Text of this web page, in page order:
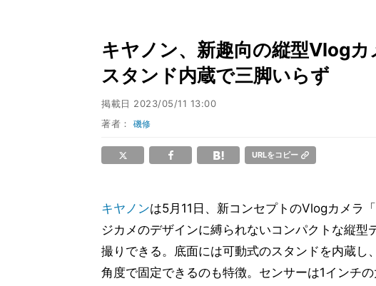
キヤノン、新趣向の縦型Vlog
スタンド内蔵で三脚いらず
掲載日 2023/05/11 13:00
著者：磯修
URLをコピー
キヤノンは5月11日、新コンセプトのVlogカメラ「
ジカメのデザインに縛られないコンパクトな縦
撮りできる。底面には可動式のスタンドを内蔵し
角度で固定できるのも特徴。センサーは1インチ